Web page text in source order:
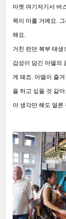
마켓 여기저기서 버
목이 마를 거예요.
해요.
거친 런던 북부 태
감성이 담긴 아델의
게 돼죠. 아델이 즐
을 하고 싶을 것 같
아 생각만 해도 얼른